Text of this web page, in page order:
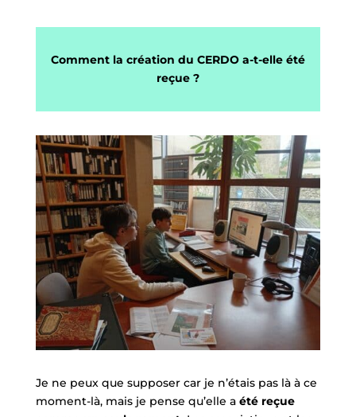
Comment la création du CERDO a-t-elle été
reçue ?
Je ne peux que supposer car je n’étais pas là à ce
moment-là, mais je pense qu’elle a été reçue